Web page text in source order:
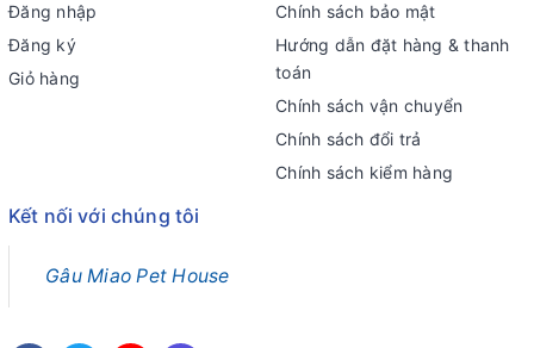
Đăng nhập
Đăng ký
Giỏ hàng
Chính sách bảo mật
Hướng dẫn đặt hàng & thanh
toán
Chính sách vận chuyển
Chính sách đổi trả
Chính sách kiểm hàng
Kết nối với chúng tôi
Gâu Miao Pet House